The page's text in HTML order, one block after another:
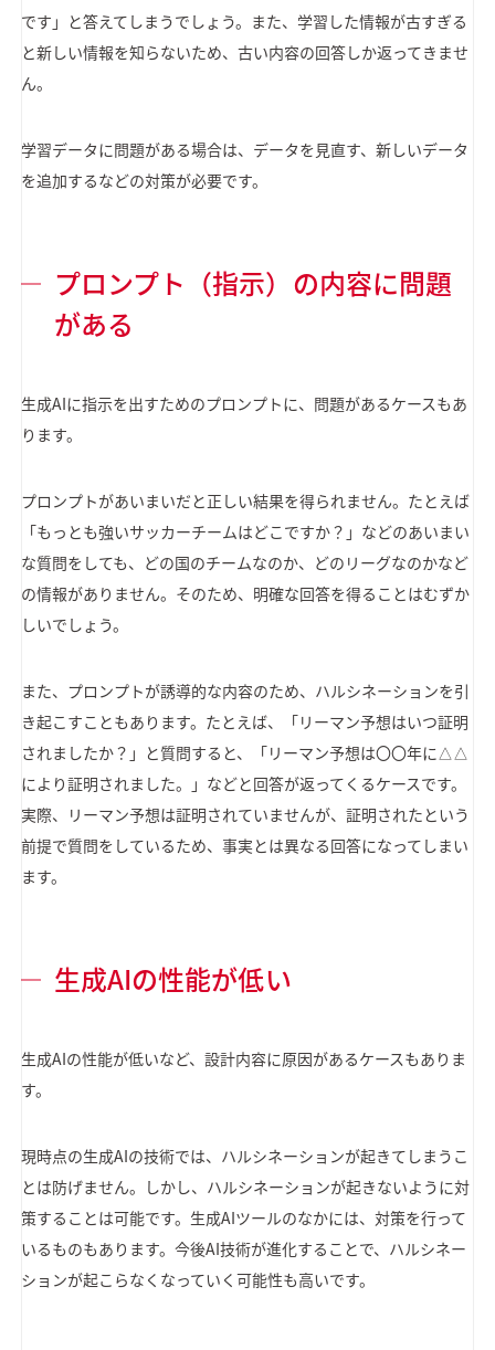
です」と答えてしまうでしょう。また、学習した情報が古すぎる
と新しい情報を知らないため、古い内容の回答しか返ってきませ
ん。
学習データに問題がある場合は、データを見直す、新しいデータ
を追加するなどの対策が必要です。
プロンプト（指示）の内容に問題
がある
生成AIに指示を出すためのプロンプトに、問題があるケースもあ
ります。
プロンプトがあいまいだと正しい結果を得られません。たとえば
「もっとも強いサッカーチームはどこですか？」などのあいまい
な質問をしても、どの国のチームなのか、どのリーグなのかなど
の情報がありません。そのため、明確な回答を得ることはむずか
しいでしょう。
また、プロンプトが誘導的な内容のため、ハルシネーションを引
き起こすこともあります。たとえば、「リーマン予想はいつ証明
されましたか？」と質問すると、「リーマン予想は〇〇年に△△
により証明されました。」などと回答が返ってくるケースです。
実際、リーマン予想は証明されていませんが、証明されたという
前提で質問をしているため、事実とは異なる回答になってしまい
ます。
生成AIの性能が低い
生成AIの性能が低いなど、設計内容に原因があるケースもありま
す。
現時点の生成AIの技術では、ハルシネーションが起きてしまうこ
とは防げません。しかし、ハルシネーションが起きないように対
策することは可能です。生成AIツールのなかには、対策を行って
いるものもあります。今後AI技術が進化することで、ハルシネー
ションが起こらなくなっていく可能性も高いです。